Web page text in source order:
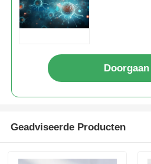
Doorgaan
Geadviseerde Producten